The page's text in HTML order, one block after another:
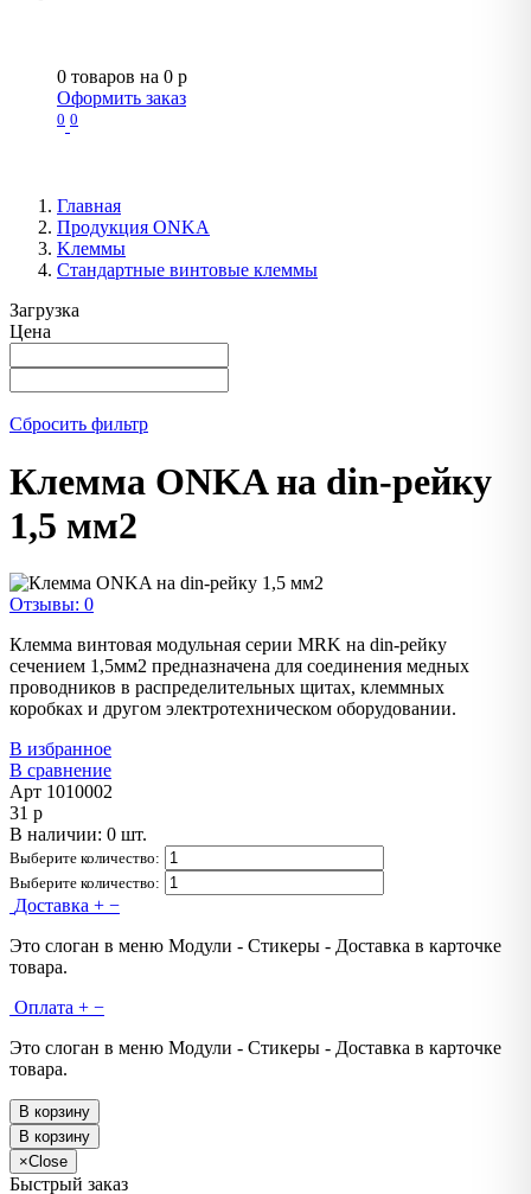
0 товаров на 0 p
Оформить заказ
0 0
Главная
Продукция ONKA
Kлеммы
Стандартные винтовые клеммы
Загрузка
Цена
Сбросить фильтр
Клемма ONKA на din-рейку
1,5 мм2
Отзывы: 0
Клемма винтовая модульная серии MRK на din-рейку
сечением 1,5мм2 предназначена для соединения медных
проводников в распределительных щитах, клеммных
коробках и другом электротехническом оборудовании.
В избранное
В сравнение
Арт 1010002
31 p
В наличии: 0 шт.
Выберите количество:
Выберите количество:
Доставка + −
Это слоган в меню Модули - Стикеры - Доставка в карточке
товара.
Оплата + −
Это слоган в меню Модули - Стикеры - Доставка в карточке
товара.
В корзину
В корзину
×Close
Быстрый заказ